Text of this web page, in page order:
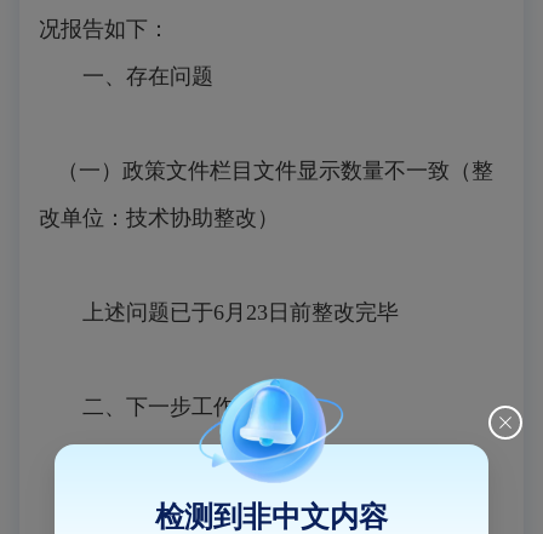
况报告如下：
一、存在问题
（一）政策文件栏目文件显示数量不一致（整
改单位：技术协助整改）
上述问题已于6月23日前整改完毕
二、下一步工作要求
（一）及时做好网站信息更新工作
检测到非中文内容